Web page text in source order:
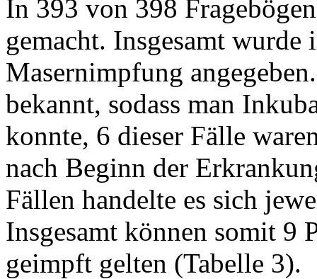
In 393 von 398
gemacht. Insgesamt
Masernimpfung
bekannt, sodass man
konnte, 6 dieser Fälle
nach Beginn der
Fällen handelte es sich
Insgesamt können somit 9
geimpft gelten (Tabelle 3).